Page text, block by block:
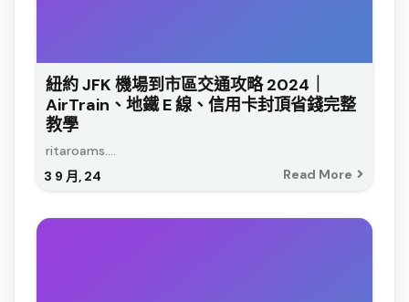
紐約 JFK 機場到市區交通攻略 2024｜
AirTrain、地鐵 E 線、信用卡封頂省錢完整
教學
3 9 月, 24
ritaroams....
Read More